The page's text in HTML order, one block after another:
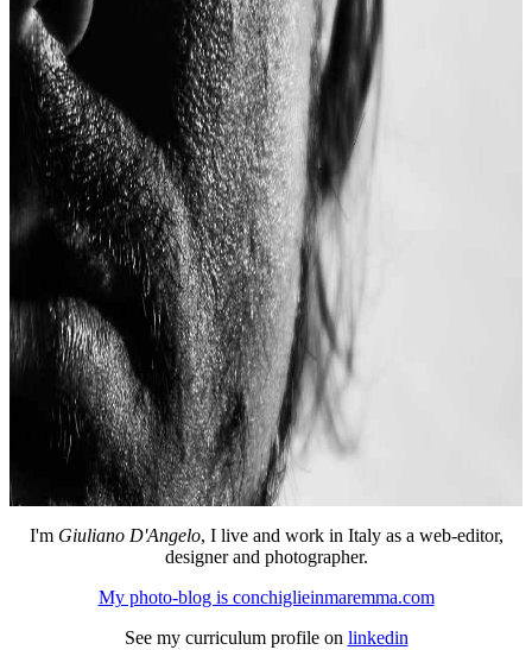
I'm Giuliano D'Angelo, I live and work in Italy as a web-editor,
designer and photographer.
My photo-blog is conchiglieinmaremma.com
See my curriculum profile on linkedin